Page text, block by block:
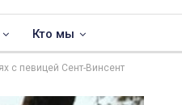
Кто мы
с певицей Сент-Винсент